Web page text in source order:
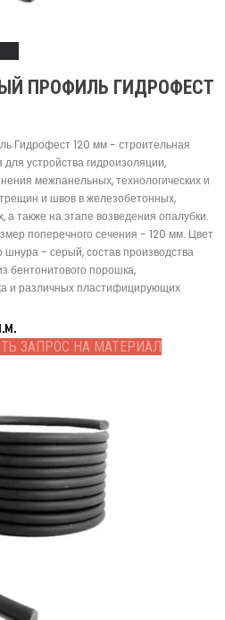
ПРОФИЛЬ ГИДРОФЕСТ
Гидрофест 120 мм - строительная
устройства гидроизоляции,
межпанельных, технологических и
и швов в железобетонных,
а также на этапе возведения опалубки.
поперечного сечения - 120 мм. Цвет
шнура - серый, состав производства
бентонитового порошка,
и различных пластифицирующих
ЗАПРОС НА МАТЕРИАЛ